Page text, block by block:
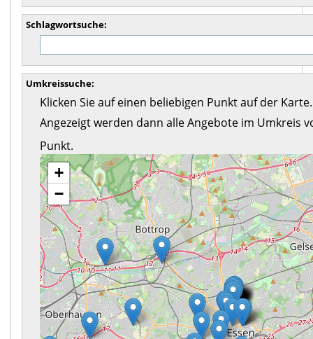
Schlagwortsuche:
Umkreissuche:
Klicken Sie auf einen beliebigen Punkt auf der Karte.
Angezeigt werden dann alle Angebote im Umkreis
Punkt.
+
−